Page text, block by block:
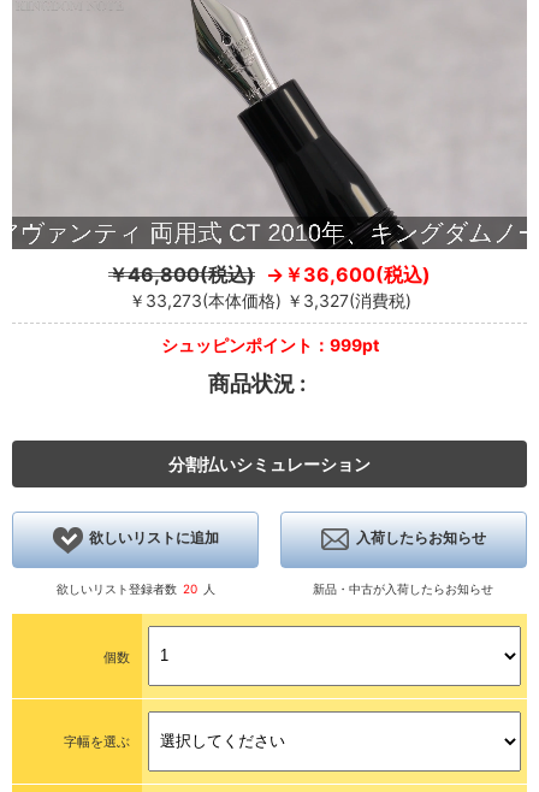
￥46,800(税込) ￥36,600(税込)
￥33,273(本体価格) ￥3,327(消費税)
シュッピンポイント：999pt
商品状況 :
分割払いシミュレーション
欲しいリストに追加
欲しいリスト登録者数 20 人
入荷したらお知らせ
新品・中古が入荷したらお知らせ
個数
字幅を選ぶ